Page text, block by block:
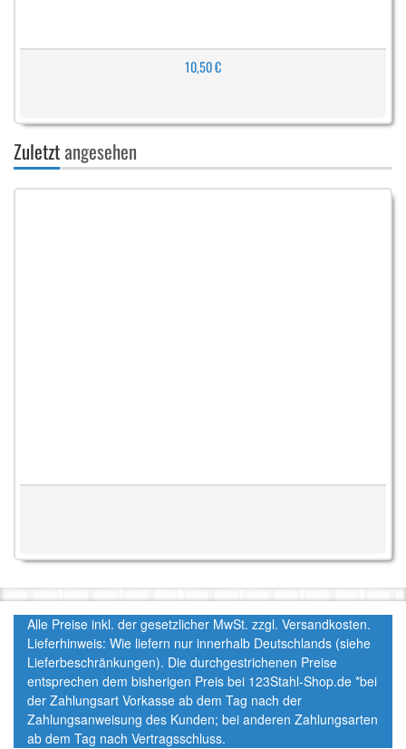
10,50 €
Zuletztangesehen
Alle Preise inkl. der gesetzlicher MwSt. zzgl. Versandkosten.
Lieferhinweis: Wie liefern nur innerhalb Deutschlands (siehe
Lieferbeschränkungen). Die durchgestrichenen Preise
entsprechen dem bisherigen Preis bei 123Stahl-Shop.de *bei
der Zahlungsart Vorkasse ab dem Tag nach der
Zahlungsanweisung des Kunden; bei anderen Zahlungsarten
ab dem Tag nach Vertragsschluss.